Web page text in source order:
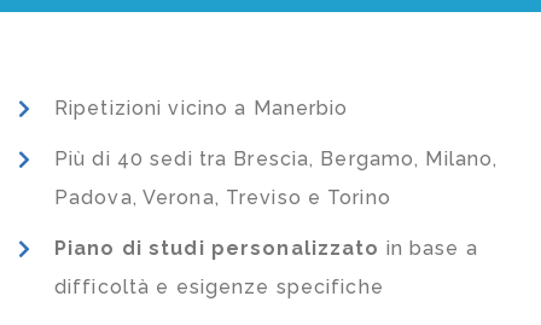
Ripetizioni vicino a Manerbio
Più di 40 sedi tra Brescia, Bergamo, Milano,
Padova, Verona, Treviso e Torino
Piano di studi personalizzato in base a
difficoltà e esigenze specifiche